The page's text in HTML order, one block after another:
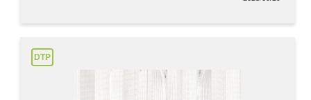
DTP